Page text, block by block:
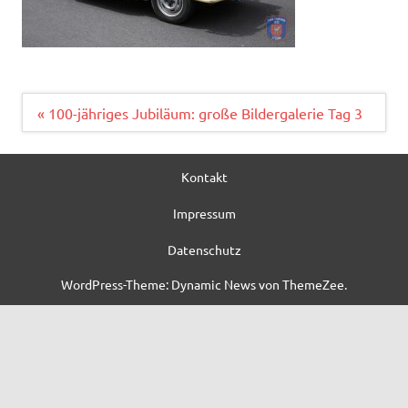
Beitragsnavigation
« 100-jähriges Jubiläum: große Bildergalerie Tag 3
Kontakt
Impressum
Datenschutz
WordPress-Theme: Dynamic News von ThemeZee.